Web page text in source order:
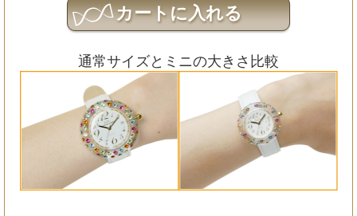
通常サイズとミニの大きさ比較